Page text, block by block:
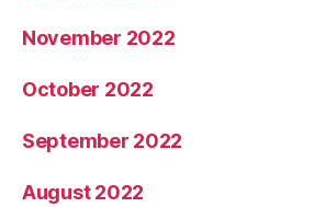
November 2022
October 2022
September 2022
August 2022